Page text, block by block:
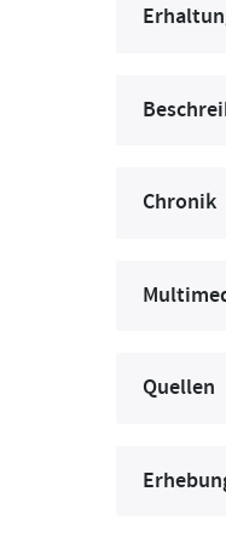
Chronik
Quellen